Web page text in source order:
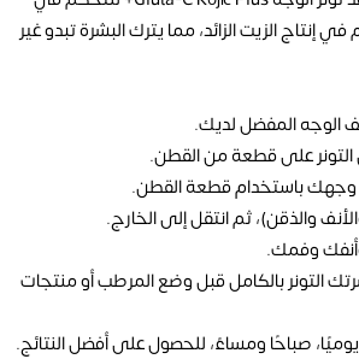
الزيت الزائد، مما يترك البشرة تبدو غير
الوجه المفضل لديك.
على قطعة من القطن.
باستخدام قطعة القطن.
وفمك.
التونر بالكامل قبل وضع المرطب أو منتجات
صباحًا ومساءً، للحصول على أفضل النتائج.